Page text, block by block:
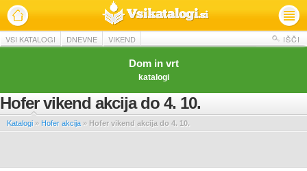
VSI KATALOGI DNEVNE VIKEND IŠČI
Dom in vrt
katalogi
Hofer vikend akcija do 4. 10.
Katalogi » Hofer akcija » Hofer vikend akcija do 4. 10.